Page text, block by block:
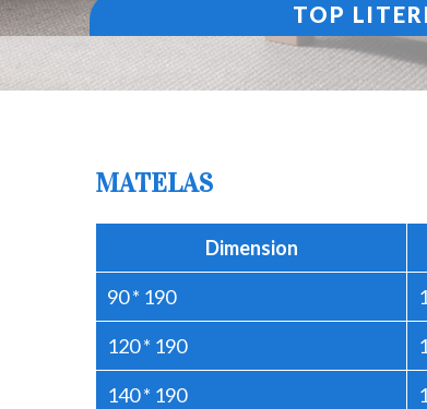
TOP
MATELAS
Dimension
90 * 190
120 * 190
140 * 190